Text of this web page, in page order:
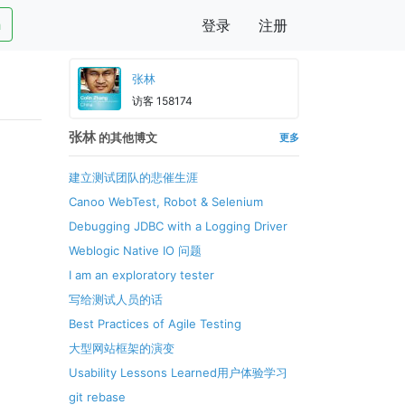
登录 注册
张林
访客 158174
张林的其他博文 更多
建立测试团队的悲催生涯
Canoo WebTest, Robot & Selenium
Debugging JDBC with a Logging Driver
Weblogic Native IO 问题
I am an exploratory tester
写给测试人员的话
Best Practices of Agile Testing
大型网站框架的演变
Usability Lessons Learned用户体验学习
git rebase